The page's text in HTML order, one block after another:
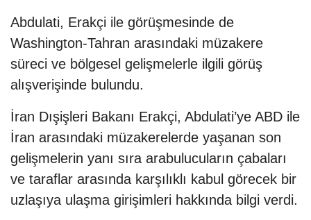
Abdulati, Erakçi ile görüşmesinde de
Washington-Tahran arasındaki müzakere
süreci ve bölgesel gelişmelerle ilgili görüş
alışverişinde bulundu.
İran Dışişleri Bakanı Erakçi, Abdulati’ye ABD ile
İran arasındaki müzakerelerde yaşanan son
gelişmelerin yanı sıra arabulucuların çabaları
ve taraflar arasında karşılıklı kabul görecek bir
uzlaşıya ulaşma girişimleri hakkında bilgi verdi.